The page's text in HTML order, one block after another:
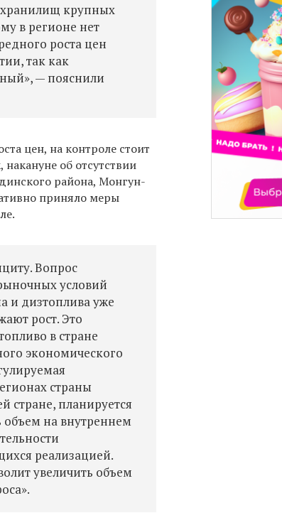
хранилищ крупных
в регионе нет
роста цен
так как
— пояснили
цен, на контроле стоит
об отсутствии
района, Монгун-
приняло меры
Вопрос
условий
и дизтоплива уже
рост. Это
в стране
экономического
страны
стране, планируется
объем на внутреннем
реализацией.
увеличить объем